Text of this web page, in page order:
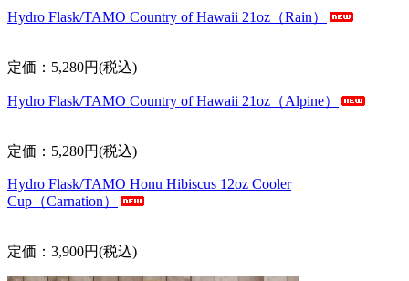
Hydro Flask/TAMO Country of Hawaii 21oz（Rain）
定価：5,280円(税込)
Hydro Flask/TAMO Country of Hawaii 21oz（Alpine）
定価：5,280円(税込)
Hydro Flask/TAMO Honu Hibiscus 12oz Cooler
Cup（Carnation）
定価：3,900円(税込)